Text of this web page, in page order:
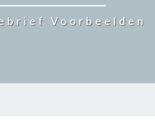
Voorbeelden